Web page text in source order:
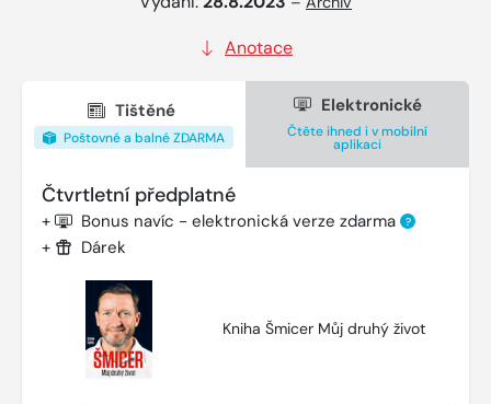
Anotace
Tištěné
Poštovné a balné ZDARMA
Elektronické
Čtěte ihned i v mobilní
aplikaci
Čtvrtletní předplatné
+ Bonus navíc - elektronická verze zdarma ?
+ Dárek
Kniha Šmicer Můj druhý život